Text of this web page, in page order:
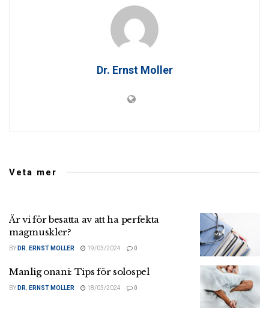
Dr. Ernst Moller
Veta mer
Är vi för besatta av att ha perfekta
magmuskler?
BY DR. ERNST MOLLER 19/03/2024 0
Manlig onani: Tips för solospel
BY DR. ERNST MOLLER 18/03/2024 0